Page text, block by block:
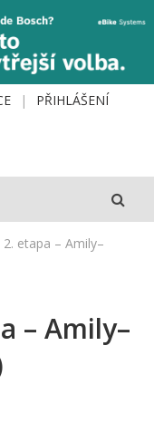
PŘIHLÁŠENÍ
2. etapa – Amily–
– Amily–